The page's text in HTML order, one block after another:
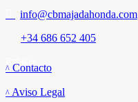
info@cbmajadahonda.com
+34 686 652 405
Contacto
Aviso Legal